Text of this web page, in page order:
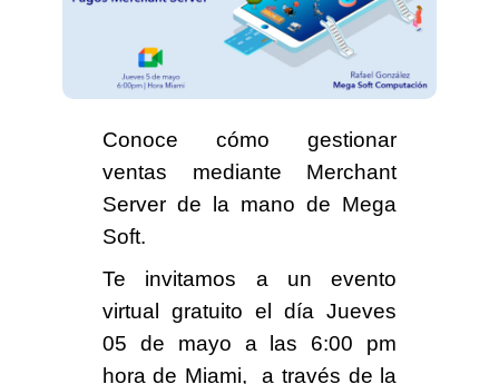
Conoce cómo gestionar
ventas mediante Merchant
Serverde la mano de Mega
Soft.
Te invitamos a un evento
virtual gratuito el díaJueves
05 de mayo a las 6:00 pm
hora de Miami, a través de la